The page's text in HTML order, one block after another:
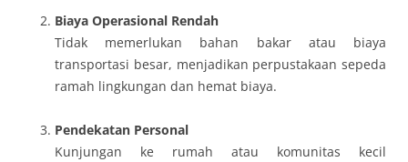
Biaya Operasional Rendah
Tidak memerlukan bahan bakar atau biaya
transportasi besar, menjadikan perpustakaan sepeda
ramah lingkungan dan hemat biaya.
Pendekatan Personal
Kunjungan ke rumah atau komunitas kecil